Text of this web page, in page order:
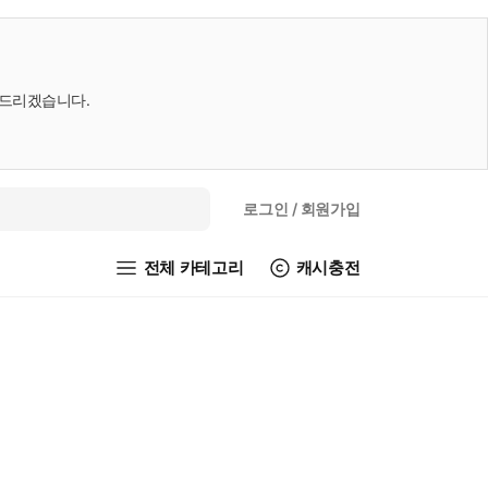
리겠습니다.
로그인 / 회원가입
전체 카테고리 캐시충전